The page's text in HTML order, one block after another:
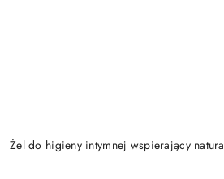
Żel do higieny intymnej wspierający